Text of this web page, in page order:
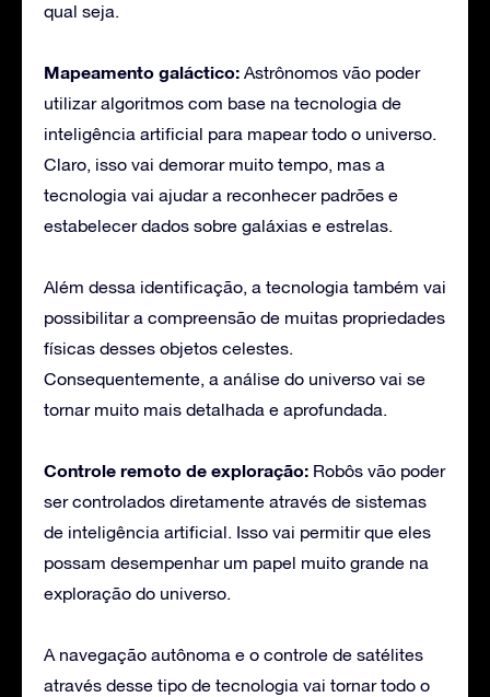
qual seja.
Mapeamento galáctico: Astrônomos vão poder
utilizar algoritmos com base na tecnologia de
inteligência artificial para mapear todo o universo.
Claro, isso vai demorar muito tempo, mas a
tecnologia vai ajudar a reconhecer padrões e
estabelecer dados sobre galáxias e estrelas.
Além dessa identificação, a tecnologia também vai
possibilitar a compreensão de muitas propriedades
físicas desses objetos celestes.
Consequentemente, a análise do universo vai se
tornar muito mais detalhada e aprofundada.
Controle remoto de exploração: Robôs vão poder
ser controlados diretamente através de sistemas
de inteligência artificial. Isso vai permitir que eles
possam desempenhar um papel muito grande na
exploração do universo.
A navegação autônoma e o controle de satélites
através desse tipo de tecnologia vai tornar todo o